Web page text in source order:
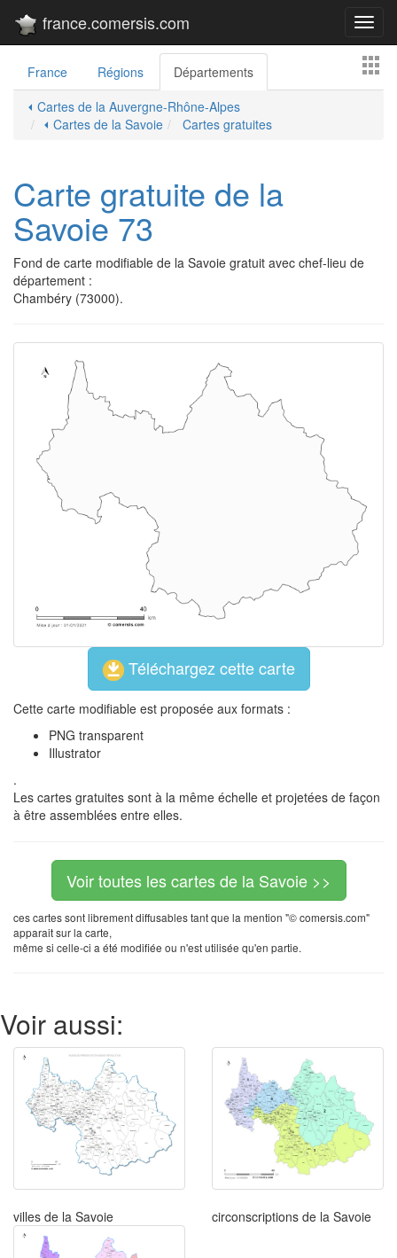
france.comersis.com
France Régions
Départements
⏴ Cartes de la Auvergne-Rhône-Alpes
⏴ Cartes de la Savoie
Cartes gratuites
Carte gratuite de la
Savoie 73
Fond de carte modifiable de la Savoie gratuit avec chef-lieu de
département :
Chambéry (73000).
Téléchargez cette carte
Cette carte modifiable est proposée aux formats :
PNG transparent
Illustrator
.
Les cartes gratuites sont à la même échelle et projetées de façon
à être assemblées entre elles.
Voir toutes les cartes de la Savoie >>
ces cartes sont librement diffusables tant que la mention "© comersis.com"
apparait sur la carte,
même si celle-ci a été modifiée ou n'est utilisée qu'en partie.
Voir aussi:
villes de la Savoie circonscriptions de la Savoie